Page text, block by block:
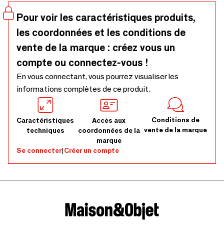
Pour voir les caractéristiques produits,
les coordonnées et les conditions de
vente de la marque : créez vous un
compte ou connectez-vous !
En vous connectant, vous pourrez visualiser les
informations complètes de ce produit.
Caractéristiques
techniques
Accès aux
coordonnées de la
marque
Conditions de
vente de la marque
Se connecter|Créer un compte